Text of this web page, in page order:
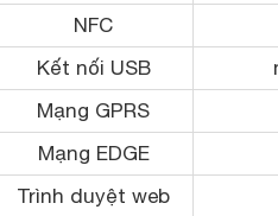
NFC
Kết nối USB
Mạng GPRS
Mạng EDGE
Trình duyệt web